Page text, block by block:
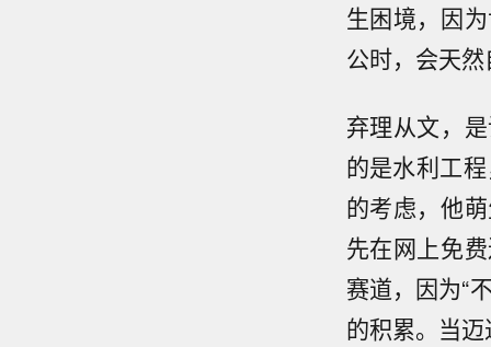
生困境，因
公时，会天
弃理从文，
的是水利工
的考虑，他
先在网上免
赛道，因为“
的积累。当